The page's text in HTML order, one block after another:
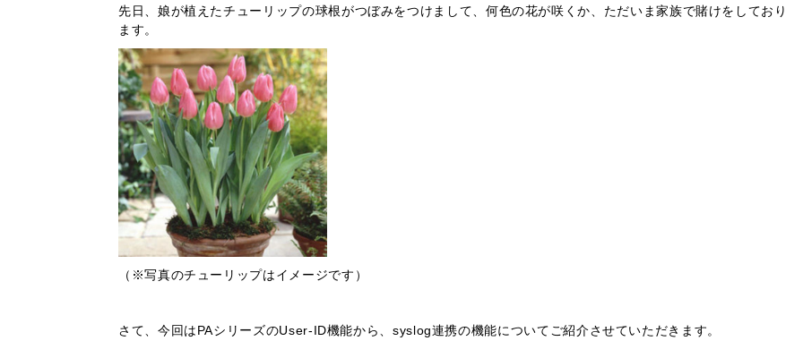
先日、娘が植えたチューリップの球根がつぼみをつけまして、何色の花が咲くか、ただいま家族で賭けをしており
ます。
（※写真のチューリップはイメージです）
さて、今回はPAシリーズのUser-ID機能から、syslog連携の機能についてご紹介させていただきます。